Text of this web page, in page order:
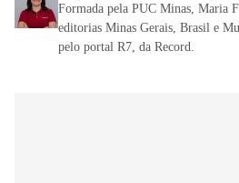
Formada pela PUC Minas, Maria
editorias Minas Gerais, Brasil e
pelo portal R7, da Record.